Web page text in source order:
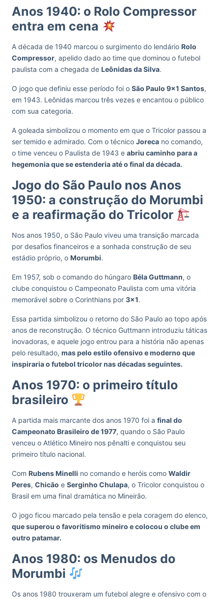
Anos 1940: o Rolo Compressor
entra em cena
A década de 1940 marcou o surgimento do lendário Rolo
Compressor, apelido dado ao time que dominou o futebol
paulista com a chegada de Leônidas da Silva.
O jogo que definiu esse período foi o São Paulo 9×1 Santos,
em 1943. Leônidas marcou três vezes e encantou o público
com sua categoria.
A goleada simbolizou o momento em que o Tricolor passou a
ser temido e admirado. Com o técnico Joreca no comando,
o time venceu o Paulista de 1943 e abriu caminho para a
hegemonia que se estenderia até o final da década.
Jogo do São Paulo nos Anos
1950: a construção do Morumbi
e a reafirmação do Tricolor
Nos anos 1950, o São Paulo viveu uma transição marcada
por desafios financeiros e a sonhada construção de seu
estádio próprio, o Morumbi.
Em 1957, sob o comando do húngaro Béla Guttmann, o
clube conquistou o Campeonato Paulista com uma vitória
memorável sobre o Corinthians por 3×1.
Essa partida simbolizou o retorno do São Paulo ao topo após
anos de reconstrução. O técnico Guttmann introduziu táticas
inovadoras, e aquele jogo entrou para a história não apenas
pelo resultado, mas pelo estilo ofensivo e moderno que
inspiraria o futebol tricolor nas décadas seguintes.
Anos 1970: o primeiro título
brasileiro
A partida mais marcante dos anos 1970 foi a final do
Campeonato Brasileiro de 1977, quando o São Paulo
venceu o Atlético Mineiro nos pênalti e conquistou seu
primeiro título nacional.
Com Rubens Minelli no comando e heróis como Waldir
Peres, Chicão e Serginho Chulapa, o Tricolor conquistou o
Brasil em uma final dramática no Mineirão.
O jogo ficou marcado pela tensão e pela coragem do elenco,
que superou o favoritismo mineiro e colocou o clube em
outro patamar.
Anos 1980: os Menudos do
Morumbi
Os anos 1980 trouxeram um futebol alegre e ofensivo com o